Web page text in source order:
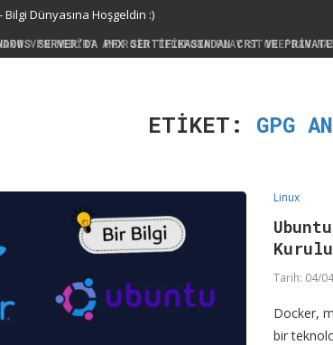
Dünyasına Hoşgeldin :)
VPN NEDIR? ANDROID TELEFONA PLAY STORE’DAN
ETIKET: GPG
Linux
Tarih: 04/
Docker,
bir